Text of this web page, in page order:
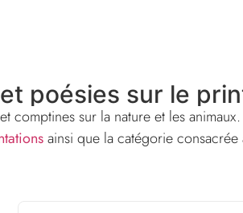
poésies sur le
comptines sur la nature et les
ainsi que la catégorie consacrée